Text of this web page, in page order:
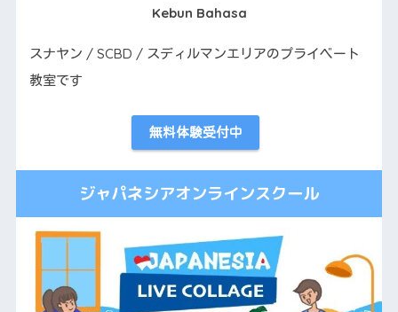
Kebun Bahasa
スナヤン / SCBD / スディルマンエリアのプライベート
教室です
無料体験受付中
ジャパネシアオンラインスクール